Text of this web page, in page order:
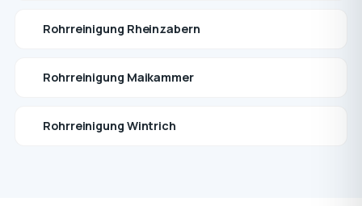
Rohrreinigung Rheinzabern
Rohrreinigung Maikammer
Rohrreinigung Wintrich